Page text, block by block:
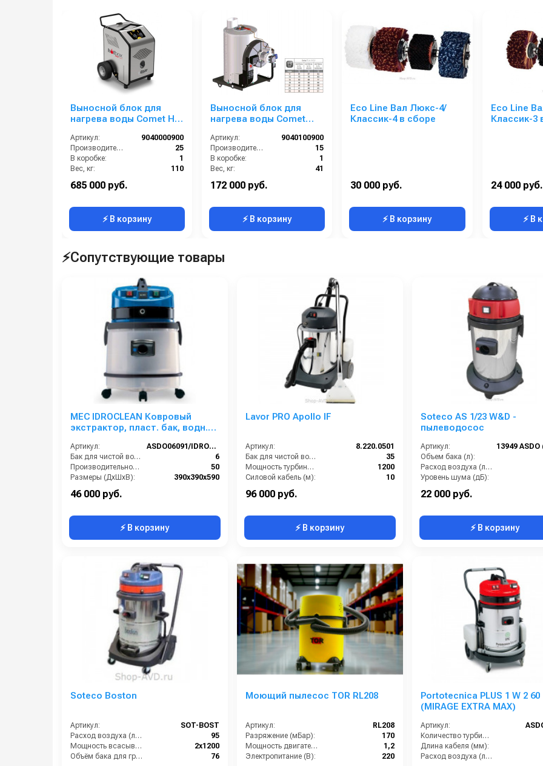
Выносной блок для
нагрева воды Comet HB
Артикул:
9040000900
Производительность (л/мин):
25
В коробке:
1
Вес, кг:
110
Габаритные размеры, мм:
Напряжение, В:
685 000 руб.
⚡ В корзину
Выносной блок для
нагрева воды Comet
Артикул:
9040100900
Производительность (л/мин):
15
В коробке:
1
Вес, кг:
41
Габаритные размеры, мм:
Давление (бар):
172 000 руб.
⚡ В корзину
Eco Line Вал Люкс-4/
Классик-4 в сборе
30 000 руб.
⚡ В корзину
Eco Line
Классик-3
24 000 руб.
⚡ В
⚡Сопутствующие товары
MEC IDROCLEAN Ковровый
экстрактор, пласт. бак, водн.
для химии 6,2 л.
Артикул:
ASDO06091/IDROCLEAN G6AZ
Бак для чистой воды (л):
6
Производительность по площади (м2/ч):
50
Размеры (ДхШхВ):
390х390х590
Объем бака (л):
46 000 руб.
⚡ В корзину
Lavor PRO Apollo IF
Артикул:
8.220.0501
Бак для чистой воды (л):
35
Мощность турбины (Вт):
1200
Силовой кабель (м):
10
96 000 руб.
⚡ В корзину
Soteco AS 1/23 W&D -
пылеводосос
Артикул:
Объем бака (л):
Расход воздуха (л/сек):
Уровень шума (дБ):
Мощность (Вт):
22 000 руб.
⚡ В корзину
Soteco Boston
Артикул:
SOT-BOST
Расход воздуха (л/сек):
95
Мощность всасывающей турбины (Вт):
2х1200
Объём бака для грязной воды (л):
76
Моющий пылесос TOR RL208
Артикул:
RL208
Разряжение (мБар):
170
Мощность двигателя (кВт):
1,2
Электропитание (В):
220
Portotecnica PLUS 1 W 2 60
(MIRAGE EXTRA MAX)
Артикул:
Количество турбин (шт):
Длина кабеля (мм):
Расход воздуха (л/сек):